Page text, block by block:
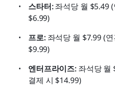
스타터: 좌석당 월 $5.49
$6.99)
프로: 좌석당 월 $7.99 (
$9.99)
엔터프라이즈: 좌석당 월
결제 시 $14.99)